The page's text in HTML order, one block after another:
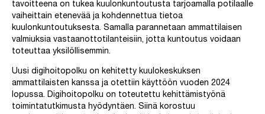
tavoitteena on tukea kuulonkuntoutusta tarjoamalla potilaalle
vaiheittain etenevää ja kohdennettua tietoa
kuulonkuntoutuksesta. Samalla parannetaan ammattilaisen
valmiuksia vastaanottotilanteisiin, jotta kuntoutus voidaan
toteuttaa yksilöllisemmin.
Uusi digihoitopolku on kehitetty kuulokeskuksen
ammattilaisten kanssa ja otettiin käyttöön vuoden 2024
lopussa. Digihoitopolku on toteutettu kehittämistyönä
toimintatutkimusta hyödyntäen. Siinä korostuu